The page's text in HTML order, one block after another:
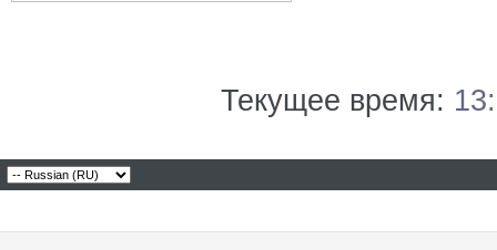
Текущее время: